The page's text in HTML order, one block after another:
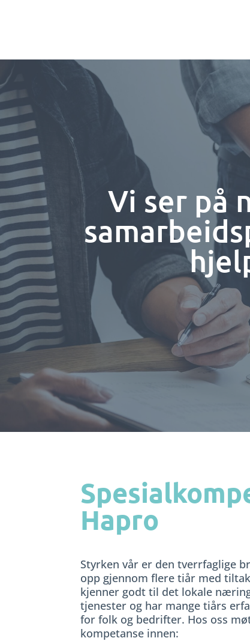
Vi ser på
Hapro
Styrken vår er den tverrfaglige
opp gjennom flere tiår med
kjenner godt til det lokale
tjenester og har mange tiårs
for folk og bedrifter. Hos oss
kompetanse innen: